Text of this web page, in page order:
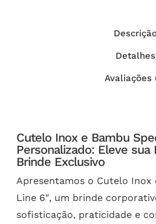
Detalhes
Avaliações
Cutelo Inox e Bambu
Personalizado: Eleve
Brinde Exclusivo
Apresentamos o Cutelo Inox
Line 6″, um brinde
sofisticação, praticidade e